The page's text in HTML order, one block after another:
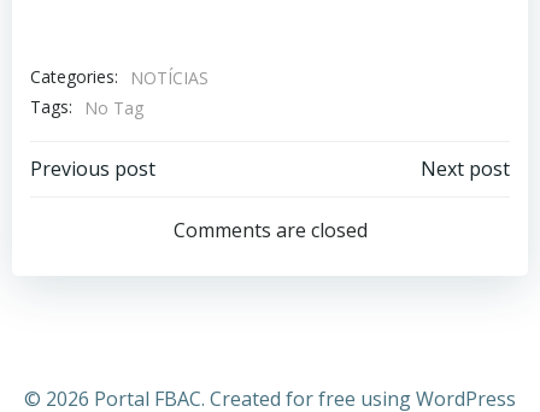
Categories:
NOTÍCIAS
Tags:
No Tag
Previous post Next post
Comments are closed
© 2026 Portal FBAC. Created for free using WordPress